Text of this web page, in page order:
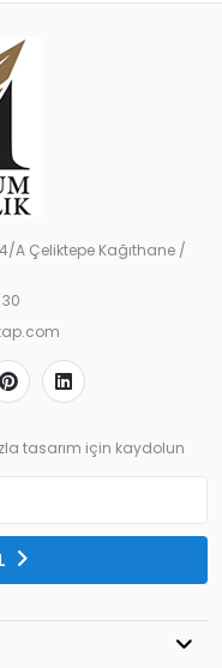
A Çeliktepe Kağıthane /
30
tasarım için kaydolun